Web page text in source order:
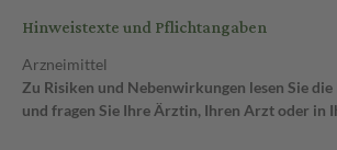
Hinweistexte und Pflichtangaben
Arzneimittel
Zu Risiken und Nebenwirkungen lesen Sie die
und fragen Sie Ihre Ärztin, Ihren Arzt oder in